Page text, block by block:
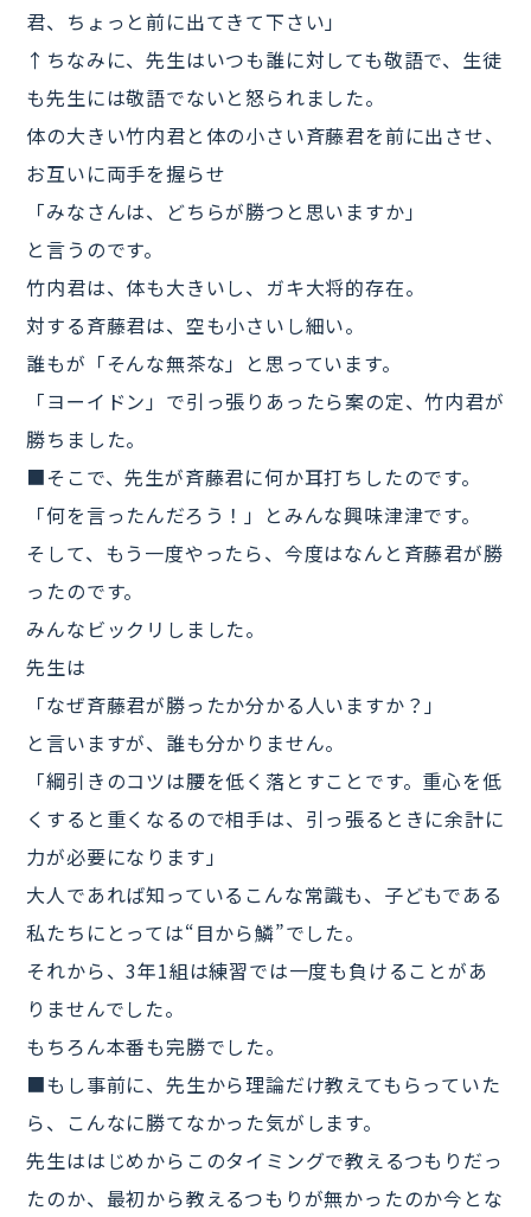
君、ちょっと前に出てきて下さい」
↑ちなみに、先生はいつも誰に対しても敬語で、生徒
も先生には敬語でないと怒られました。
体の大きい竹内君と体の小さい斉藤君を前に出させ、
お互いに両手を握らせ
「みなさんは、どちらが勝つと思いますか」
と言うのです。
竹内君は、体も大きいし、ガキ大将的存在。
対する斉藤君は、空も小さいし細い。
誰もが「そんな無茶な」と思っています。
「ヨーイドン」で引っ張りあったら案の定、竹内君が
勝ちました。
■そこで、先生が斉藤君に何か耳打ちしたのです。
「何を言ったんだろう！」とみんな興味津津です。
そして、もう一度やったら、今度はなんと斉藤君が勝
ったのです。
みんなビックリしました。
先生は
「なぜ斉藤君が勝ったか分かる人いますか？」
と言いますが、誰も分かりません。
「綱引きのコツは腰を低く落とすことです。重心を低
くすると重くなるので相手は、引っ張るときに余計に
力が必要になります」
大人であれば知っているこんな常識も、子どもである
私たちにとっては“目から鱗”でした。
それから、3年1組は練習では一度も負けることがあ
りませんでした。
もちろん本番も完勝でした。
■もし事前に、先生から理論だけ教えてもらっていた
ら、こんなに勝てなかった気がします。
先生ははじめからこのタイミングで教えるつもりだっ
たのか、最初から教えるつもりが無かったのか今とな